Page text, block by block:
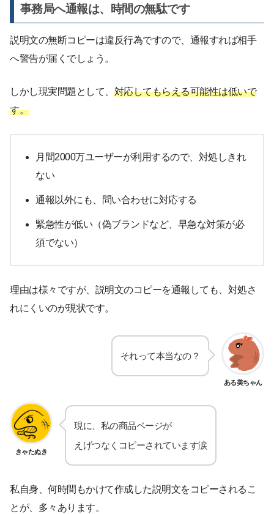
事務局へ通報は、時間の無駄です
説明文の無断コピーは違反行為ですので、通報すれば相手
へ警告が届くでしょう。
しかし現実問題として、 対応してもらえる可能性は低いで
す。
月間2000万ユーザーが利用するので、対処しきれ
ない
通報以外にも、問い合わせに対応する
緊急性が低い（偽ブランドなど、早急な対策が必
須でない）
理由は様々ですが、説明文のコピーを通報しても、対処さ
れにくいのが現状です。
ある美ちゃん
それって本当なの？
きゃたぬき
現に、私の商品ページが
えげつなくコピーされています涙
私自身、何時間もかけて作成した説明文をコピーされるこ
とが、多々あります。